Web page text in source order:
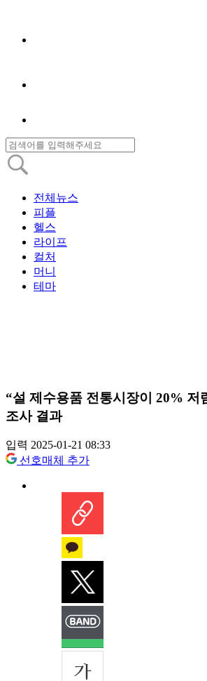
전체뉴스
피플
헬스
라이프
컬처
머니
테마
“설 제수용품 전통시장이 20%
조사 결과
입력 2025-01-21 08:33
선호매체 추가